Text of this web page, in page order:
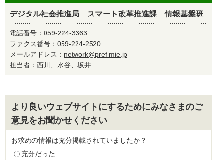
デジタル社会推進局 スマート改革推進課 情報基盤班
電話番号： 059-224-3363
ファクス番号：059-224-2520
メールアドレス： network@pref.mie.jp
担当者：西川、水谷、坂井
より良いウェブサイトにするためにみなさまのご
意見をお聞かせください
お求めの情報は充分掲載されていましたか？
充分だった